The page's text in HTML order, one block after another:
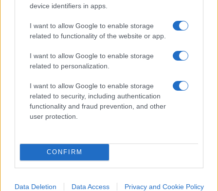
device identifiers in apps.
I want to allow Google to enable storage
related to functionality of the website or app.
I want to allow Google to enable storage
related to personalization.
I want to allow Google to enable storage
related to security, including authentication
functionality and fraud prevention, and other
user protection.
CONFIRM
Data Deletion Data Access Privacy and Cookie Policy